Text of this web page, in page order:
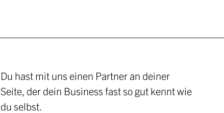
Du hast mit uns einen Partner an deiner
Seite, der dein Business fast so gut kennt wie
du selbst.